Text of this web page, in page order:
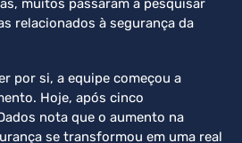
relacionados à segurança da
por si, a equipe começou a
Hoje, após cinco
nota que o aumento na
se transformou em uma real